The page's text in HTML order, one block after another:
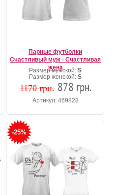
Парные футболки
Счастливый муж - Счастливая
жена
Размер мужской: S
Размер женской: S
1170 грн. 878 грн.
Артикул: 469828
-25%